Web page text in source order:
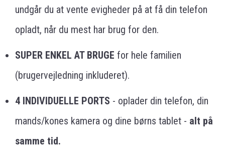
undgår du at vente evigheder på at få din telefon
opladt, når du mest har brug for den.
SUPER ENKEL AT BRUGE for hele familien
(brugervejledning inkluderet).
4 INDIVIDUELLE PORTS - oplader din telefon, din
mands/kones kamera og dine børns tablet - alt på
samme tid.